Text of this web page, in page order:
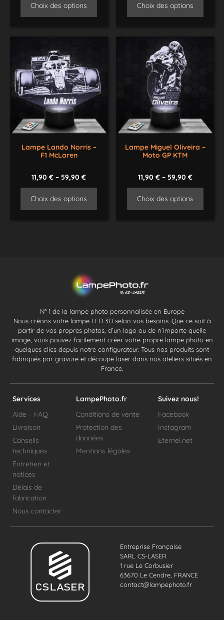
Choix des options Choix des options
Lampe Lando Norris –
F1 McLaren
11,90€ –59,90€
Choix des options
Lampe Miguel Oliveira –
Moto GP KTM
11,90 €– 59,90 €
Choix des options
N° 1 de la lampe photo personnalisée en Europe
Nous créons votre lampe LED 3D selon vos besoins. Que ce soit à
partir de vos propres photos, d’un logo ou de n’importe quelle
image, vous pouvez facilement créer votre propre lampe photo en
quelques clics depuis notre configurateur. Tous nos produits sont
fabriqués par gravure et découpe laser dans nos ateliers situés en
France.
Services
Aide – FAQ
Livraison
Conseils
techniques
Entretien et
notices
Délais de
fabrication
Nous contacter
LampePhoto.fr
Conditions de vente
Protection des
données
Mentions légales
Suivez nous!
Facebook
Instagram
Eternel.net
Entreprise Française
SARL CS-LASER
1 rue Le Corbusier
63670 Le Cendre, FRANCE
contact@lampephoto.fr